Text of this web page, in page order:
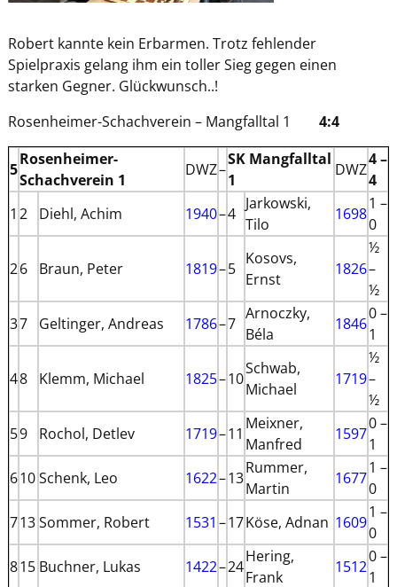
Robert kannte kein Erbarmen. Trotz fehlender
Spielpraxis gelang ihm ein toller Sieg gegen einen
starken Gegner. Glückwunsch..!
Rosenheimer-Schachverein – Mangfalltal 1
4:4
5
Rosenheimer-
Schachverein 1
DWZ–
SK Mangfalltal
1
DWZ
4 –
4
1 2 Diehl, Achim 1940–4
Jarkowski,
Tilo
1698
1 –
0
26 Braun, Peter 1819–5
Kosovs,
Ernst
1826
½
–
½
37 Geltinger, Andreas 1786–7
Arnoczky,
Béla
1846
0 –
1
48 Klemm, Michael 1825–10
Schwab,
Michael
1719
½
–
½
59 Rochol, Detlev 1719–11
Meixner,
Manfred
1597
0 –
1
610Schenk, Leo 1622–13
Rummer,
Martin
1677
1 –
0
713Sommer, Robert 1531 –17Köse, Adnan 1609
1 –
0
815 Buchner, Lukas 1422–24
Hering,
Frank
1512
0 –
1